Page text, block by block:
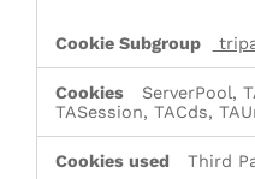
ServerPool,
TASession, TACds,
Third